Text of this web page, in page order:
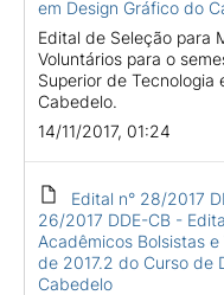
em Design Gráfico do
Edital de Seleção para
Voluntários para o
Superior de Tecnologia
Cabedelo.
14/11/2017, 01:24
Edital n° 28/2017
26/2017 DDE-CB -
Acadêmicos Bolsistas
de 2017.2 do Curso de
Cabedelo